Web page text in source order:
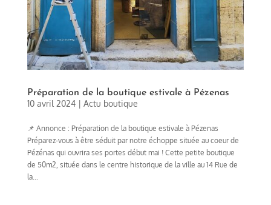
Préparation de la boutique estivale à Pézenas
10 avril 2024| Actu boutique
📌 Annonce : Préparation de la boutique estivale à Pézenas
Préparez-vous à être séduit par notre échoppe située au coeur de
Pézénas qui ouvrira ses portes début mai ! Cette petite boutique
de 50m2, située dans le centre historique de la ville au 14 Rue de
la...